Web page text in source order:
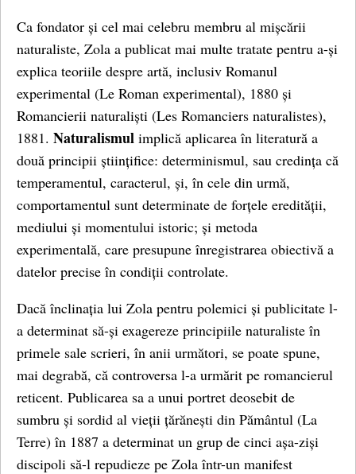
Ca fondator și cel mai celebru membru al mișcării
naturaliste, Zola a publicat mai multe tratate pentru a-și
explica teoriile despre artă, inclusiv Romanul
experimental (Le Roman experimental), 1880 și
Romancierii naturaliști (Les Romanciers naturalistes),
1881. Naturalismul implică aplicarea în literatură a
două principii științifice: determinismul, sau credința că
temperamentul, caracterul, și, în cele din urmă,
comportamentul sunt determinate de forțele eredității,
mediului și momentului istoric; și metoda
experimentală, care presupune înregistrarea obiectivă a
datelor precise în condiții controlate.
Dacă înclinația lui Zola pentru polemici și publicitate l-
a determinat să-și exagereze principiile naturaliste în
primele sale scrieri, în anii următori, se poate spune,
mai degrabă, că controversa l-a urmărit pe romancierul
reticent. Publicarea sa a unui portret deosebit de
sumbru și sordid al vieții țărănești din Pământul (La
Terre) în 1887 a determinat un grup de cinci așa-ziși
discipoli să-l repudieze pe Zola într-un manifest